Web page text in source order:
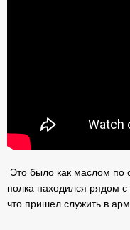
Это было как маслом по
полка находился рядом с
что пришел служить в